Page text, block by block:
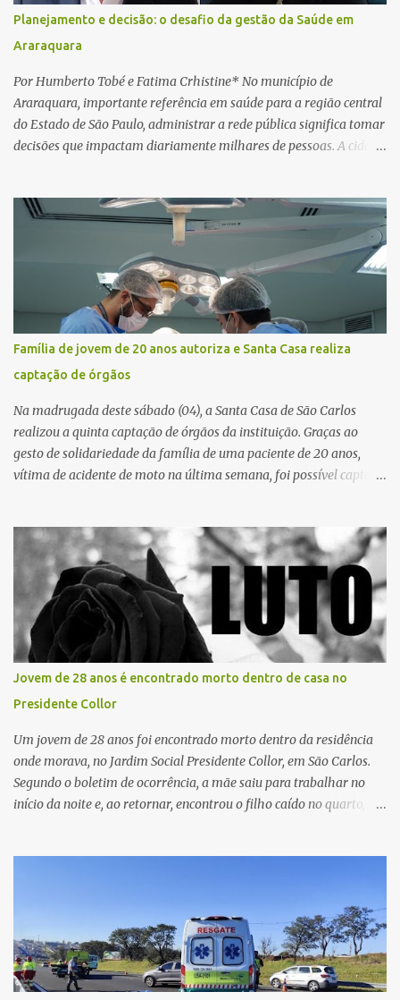
concluir a suposta atualização cadastral. Após realizar o
procedimento, a conta bancária ficou bloqueada por algumas
horas. Sem conseguir acessar o sistema, a vítima tentou
novamente contato com o suposto gerente, mas não obteve
resposta. Na segunda-fe...
Planejamento e decisão: o desafio da gestão da Saúde em
Araraquara
Por Humberto Tobé e Fatima Crhistine* No município de
Araraquara, importante referência em saúde para a região central
do Estado de São Paulo, administrar a rede pública significa tomar
decisões que impactam diariamente milhares de pessoas. A cidade
município, mas também de diversas cidades do entorno,
ampliando significativamente a responsabilidade da gestão sobre
o Sistema Único de Saúde (SUS). Nos últimos anos, o Governo
Federal tem ampliado investimentos destinados ao fortalecimento
da atenção básica, da infraestrutura hospitalar e da
regionalização dos serviços de saúde. Entretanto, em um cenário
de demandas crescentes e recursos necessariamente limitados, a
principal missão da gestão pública não é apenas investir mais,
mas decidir melhor onde investir para produzir o maior benefício
possível à população. Essa reflexão encontra respaldo tanto na
teoria da admini...
Família de jovem de 20 anos autoriza e Santa Casa realiza
captação de órgãos
Na madrugada deste sábado (04), a Santa Casa de São Carlos
realizou a quinta captação de órgãos da instituição. Graças ao
gesto de solidariedade da família de uma paciente de 20 anos,
vítima de acidente de moto na última semana, foi possível captar o
Por se tratar de um órgão com curto tempo de preservação, a
equipe responsável pela captação do coração chegou a São Carlos
em uma aeronave da Força Aérea Brasileira (FAB), garantindo
agilidade no transporte e na realização do procedimento. Após a
retirada do órgão, a Guarda Civil Municipal (GCM), por meio da
Prefeitura de São Carlos, realizou o transporte do coração até o
aeroporto, de onde a aeronave da FAB seguiu com o órgão para
coordenada pela Comissão Intra-Hospitalar de Doação de Órgãos
e Tecidos para Transplantes (CIHDOTT) da Santa Ca...
Jovem de 28 anos é encontrado morto dentro de casa no
Presidente Collor
Um jovem de 28 anos foi encontrado morto dentro da residência
onde morava, no Jardim Social Presidente Collor, em São Carlos.
Segundo o boletim de ocorrência, a mãe saiu para trabalhar no
início da noite e, ao retornar, encontrou o filho caído no quarto,